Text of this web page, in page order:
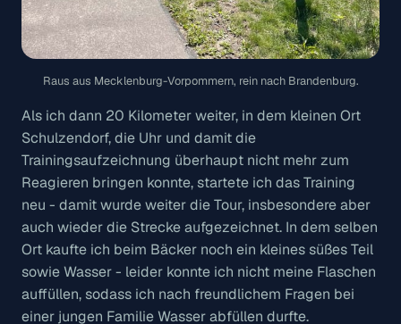
Raus aus Mecklenburg-Vorpommern, rein nach Brandenburg.
Als ich dann 20 Kilometer weiter, in dem kleinen Ort
Schulzendorf, die Uhr und damit die
Trainingsaufzeichnung überhaupt nicht mehr zum
Reagieren bringen konnte, startete ich das Training
neu - damit wurde weiter die Tour, insbesondere aber
auch wieder die Strecke aufgezeichnet. In dem selben
Ort kaufte ich beim Bäcker noch ein kleines süßes Teil
sowie Wasser - leider konnte ich nicht meine Flaschen
auffüllen, sodass ich nach freundlichem Fragen bei
einer jungen Familie Wasser abfüllen durfte.